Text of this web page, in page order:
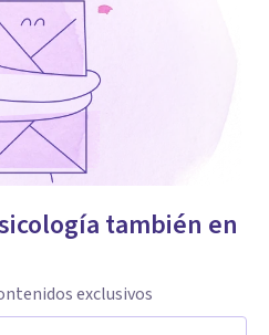
también en
exclusivos